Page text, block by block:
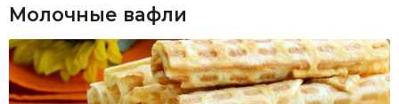
Молочные вафли